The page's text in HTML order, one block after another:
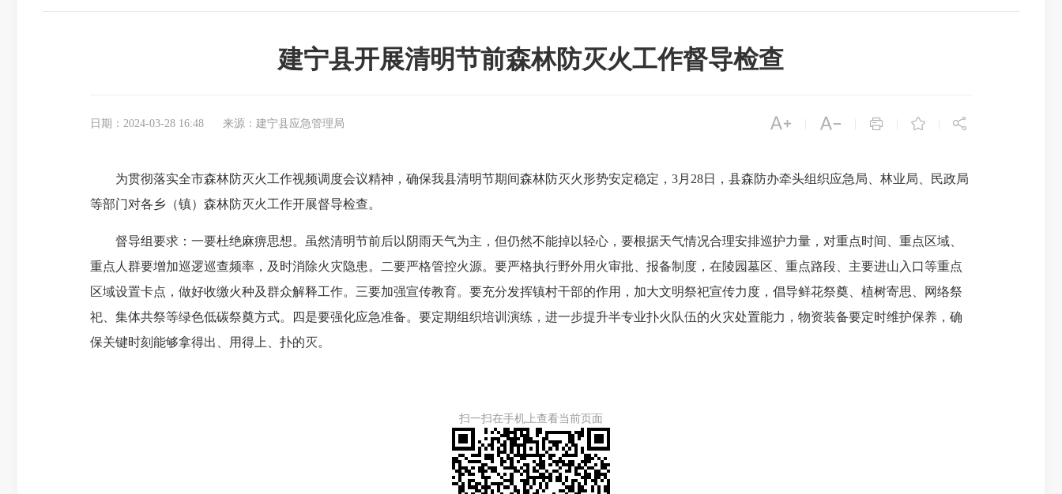
建宁县开展清明节前森林防灭火工作督导检查
日期：2024-03-28 16:48 来源：建宁县应急管理局     
为贯彻落实全市森林防灭火工作视频调度会议精神，确保我县清明节期间森林防灭火形势安定稳定，3月28日，县森防办牵头组织应急局、林业局、民政局
等部门对各乡（镇）森林防灭火工作开展督导检查。
督导组要求：一要杜绝麻痹思想。虽然清明节前后以阴雨天气为主，但仍然不能掉以轻心，要根据天气情况合理安排巡护力量，对重点时间、重点区域、
重点人群要增加巡逻巡查频率，及时消除火灾隐患。二要严格管控火源。要严格执行野外用火审批、报备制度，在陵园墓区、重点路段、主要进山入口等重点
区域设置卡点，做好收缴火种及群众解释工作。三要加强宣传教育。要充分发挥镇村干部的作用，加大文明祭祀宣传力度，倡导鲜花祭奠、植树寄思、网络祭
祀、集体共祭等绿色低碳祭奠方式。四是要强化应急准备。要定期组织培训演练，进一步提升半专业扑火队伍的火灾处置能力，物资装备要定时维护保养，确
保关键时刻能够拿得出、用得上、扑的灭。
扫一扫在手机上查看当前页面